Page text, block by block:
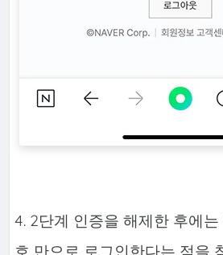
4. 2단계 인증을 해제한 후에
호 만으로 로그인한다는 점을